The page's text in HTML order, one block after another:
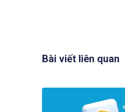
Bài viết liên quan